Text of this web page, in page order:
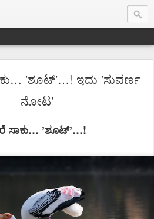
ʼಶೂಟ್‌ʼ…! ಇದು ʼಸುವರ್ಣ
ನೋಟʼ
ಸಾಕು… ʼಶೂಟ್‌ʼ…!